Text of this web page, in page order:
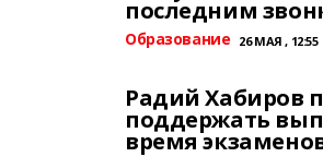
последним
Образование 26 МАЯ , 12:55
Радий Хабиров
поддержать
время